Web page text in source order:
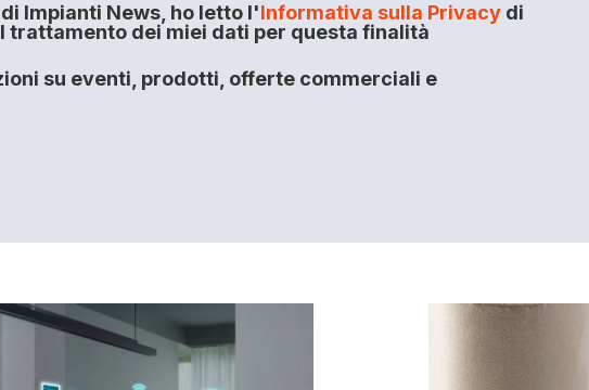
Impianti News, ho letto l'Informativa sulla Privacydi
trattamento dei miei dati per questa finalità
su eventi, prodotti, offerte commerciali e